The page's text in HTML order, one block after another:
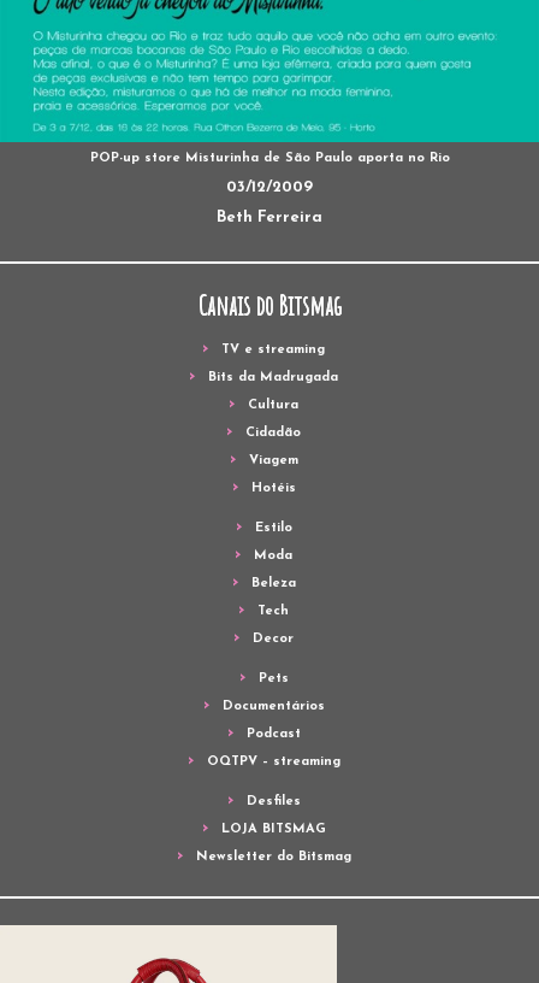
POP-up store Misturinha de São Paulo aporta no Rio
03/12/2009
Beth Ferreira
Canais do Bitsmag
TV e streaming
Bits da Madrugada
Cultura
Cidadão
Viagem
Hotéis
Estilo
Moda
Beleza
Tech
Decor
Pets
Documentários
Podcast
OQTPV – streaming
Desfiles
LOJA BITSMAG
Newsletter do Bitsmag